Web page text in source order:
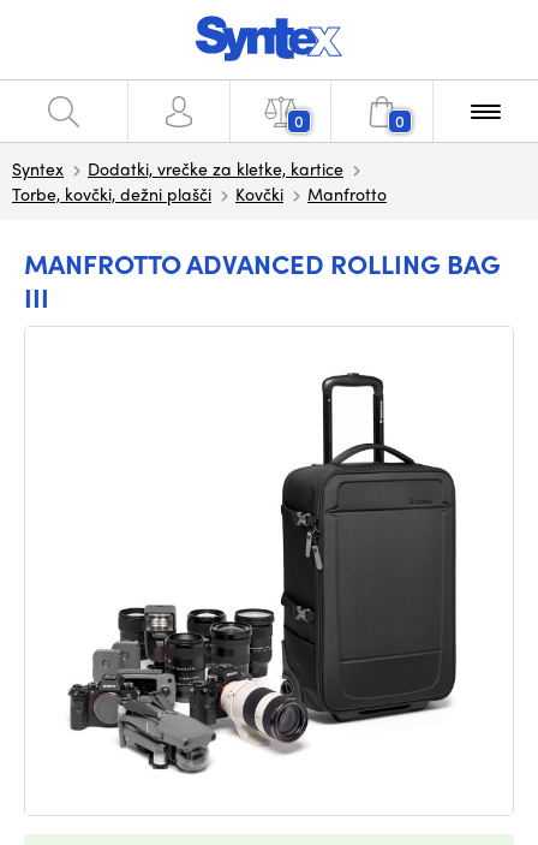
0 0
Syntex
Dodatki, vrečke za kletke, kartice
Torbe, kovčki, dežni plašči
Kovčki Manfrotto
MANFROTTO ADVANCED ROLLING BAG
III